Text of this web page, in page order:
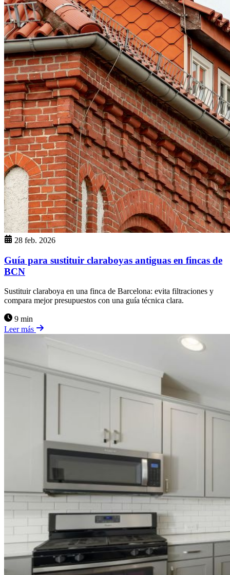
28 feb. 2026
Guía para sustituir claraboyas antiguas en fincas de
BCN
Sustituir claraboya en una finca de Barcelona: evita filtraciones y
compara mejor presupuestos con una guía técnica clara.
9 min
Leer más